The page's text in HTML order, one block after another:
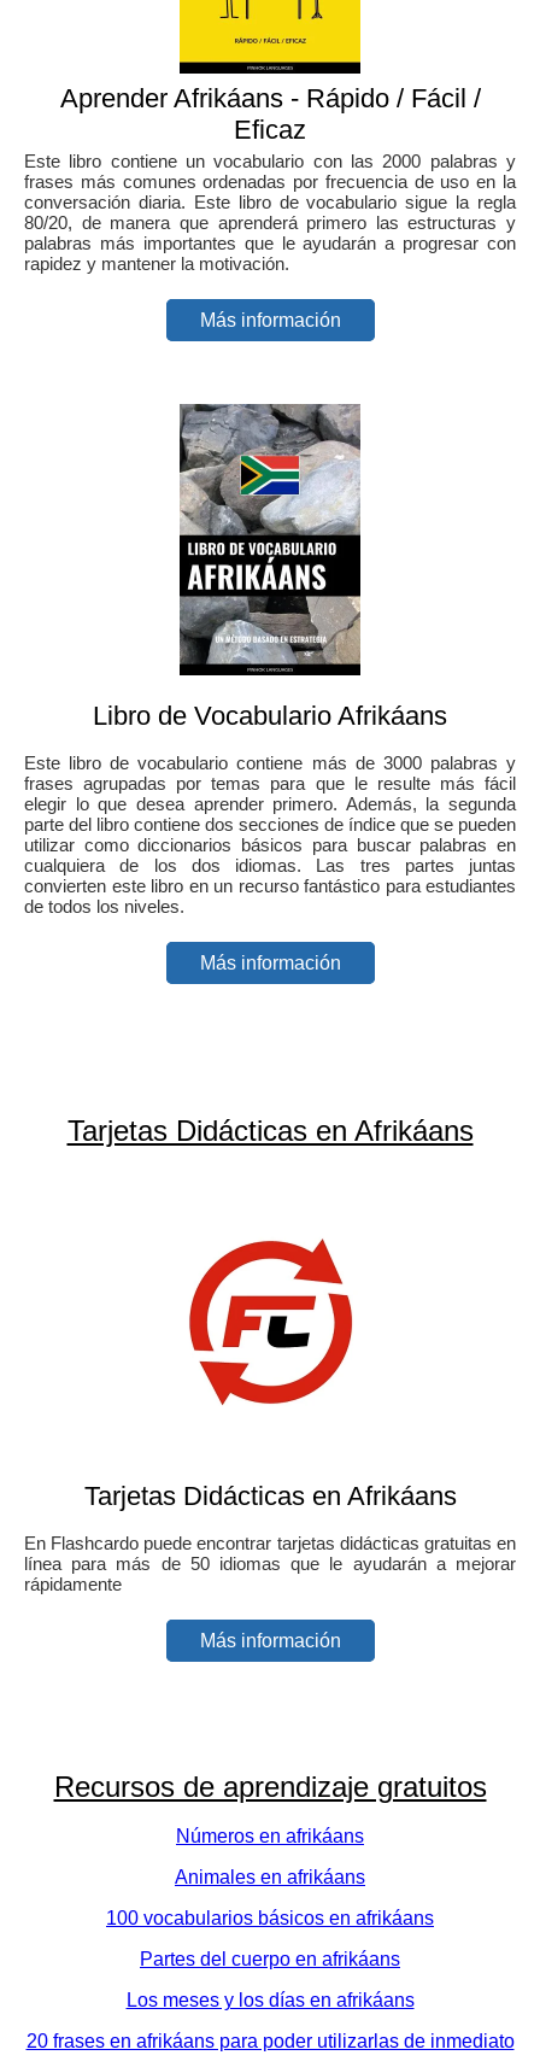
Aprender Afrikáans - Rápido / Fácil /
Eficaz
Este libro contiene un vocabulario con las 2000 palabras y
frases más comunes ordenadas por frecuencia de uso en la
conversación diaria. Este libro de vocabulario sigue la regla
80/20, de manera que aprenderá primero las estructuras y
palabras más importantes que le ayudarán a progresar con
rapidez y mantener la motivación.
Más información
Libro de Vocabulario Afrikáans
Este libro de vocabulario contiene más de 3000 palabras y
frases agrupadas por temas para que le resulte más fácil
elegir lo que desea aprender primero. Además, la segunda
parte del libro contiene dos secciones de índice que se pueden
utilizar como diccionarios básicos para buscar palabras en
cualquiera de los dos idiomas. Las tres partes juntas
convierten este libro en un recurso fantástico para estudiantes
de todos los niveles.
Más información
Tarjetas Didácticas en Afrikáans
Tarjetas Didácticas en Afrikáans
En Flashcardo puede encontrar tarjetas didácticas gratuitas en
línea para más de 50 idiomas que le ayudarán a mejorar
rápidamente
Más información
Recursos de aprendizaje gratuitos
Números en afrikáans
Animales en afrikáans
100 vocabularios básicos en afrikáans
Partes del cuerpo en afrikáans
Los meses y los días en afrikáans
20 frases en afrikáans para poder utilizarlas de inmediato